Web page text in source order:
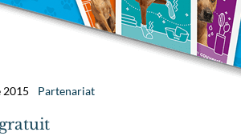
2015 Partenariat